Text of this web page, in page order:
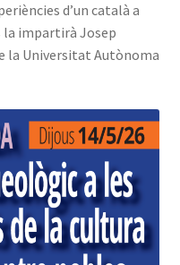
d’un català a
la impartirà Josep
la Universitat Autònoma